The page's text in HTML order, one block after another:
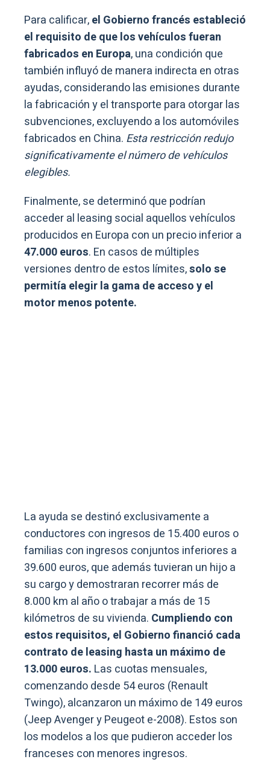
Para calificar,el Gobierno francés estableció
el requisito de que los vehículos fueran
fabricados en Europa, una condición que
también influyó de manera indirecta en otras
ayudas, considerando las emisiones durante
la fabricación y el transporte para otorgar las
subvenciones, excluyendo a los automóviles
fabricados en China. Esta restricción redujo
significativamente el número de vehículos
elegibles.
Finalmente, se determinó que podrían
acceder al leasing social aquellos vehículos
producidos en Europa con un precio inferior a
47.000 euros. En casos de múltiples
versiones dentro de estos límites,solo se
permitía elegir la gama de acceso y el
motor menos potente.
La ayuda se destinó exclusivamente a
conductores con ingresos de 15.400 euros o
familias con ingresos conjuntos inferiores a
39.600 euros, que además tuvieran un hijo a
su cargo y demostraran recorrer más de
8.000 km al año o trabajar a más de 15
kilómetros de su vivienda. Cumpliendo con
estos requisitos, el Gobierno financió cada
contrato de leasing hasta un máximo de
13.000 euros. Las cuotas mensuales,
comenzando desde 54 euros (Renault
Twingo), alcanzaron un máximo de 149 euros
(Jeep Avenger y Peugeot e-2008). Estos son
los modelos a los que pudieron acceder los
franceses con menores ingresos.